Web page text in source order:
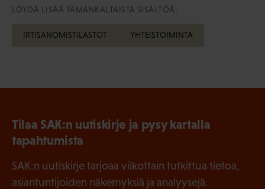
LÖYDÄ LISÄÄ TÄMÄNKALTAISTA SISÄLTÖÄ:
IRTISANOMISTILASTOT YHTEISTOIMINTA
Tilaa SAK:n uutiskirje ja pysy kartalla
tapahtumista
SAK:n uutiskirje tarjoaa viikottain tutkittua tietoa,
asiantuntijoiden näkemyksiä ja analyysejä.